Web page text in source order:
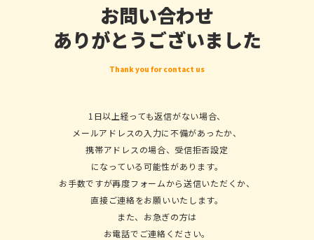
お問い合わせ
ありがとうございました
Thank you for contact us
1日以上経っても返信がない場合、
メールアドレスの入力に不備があったか、
携帯アドレスの場合、受信拒否設定
になっている可能性があります。
お手数ですが再度フォームから送信いただくか、
直接ご連絡をお願いいたします。
また、お急ぎの方は
お電話でご連絡ください。